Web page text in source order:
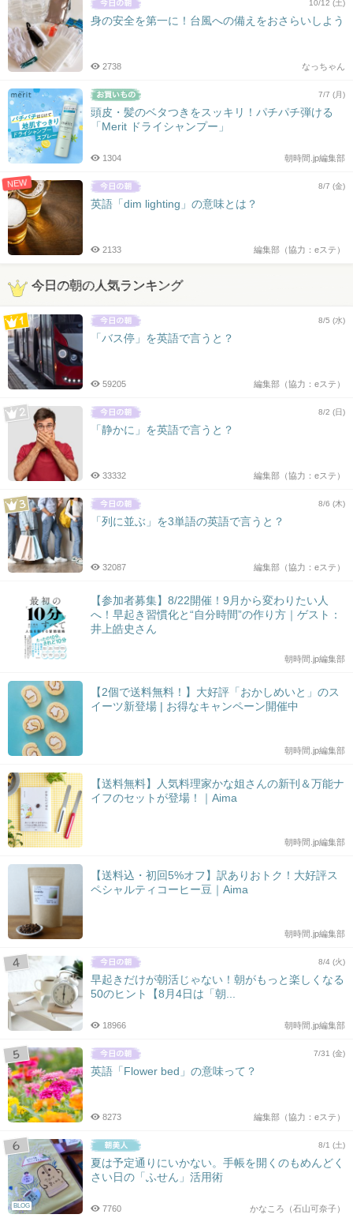
10/12 (土)
身の安全を第一に！台風への備えをおさらいしよう
なっちゃん
2738
7/7 (月)
頭皮・髪のベタつきをスッキリ！パチパチ弾ける
「Merit ドライシャンプー」
朝時間.jp編集部
1304
NEW 8/7 (金)
英語「dim lighting」の意味とは？
編集部（協力：eステ）
2133
今日の朝の人気ランキング
8/5 (水)
「バス停」を英語で言うと？
編集部（協力：eステ）
59205
8/2 (日)
「静かに」を英語で言うと？
編集部（協力：eステ）
33332
8/6 (木)
「列に並ぶ」を3単語の英語で言うと？
編集部（協力：eステ）
32087
【参加者募集】8/22開催！9月から変わりたい人
へ！早起き習慣化と“自分時間”の作り方｜ゲスト：
井上皓史さん
朝時間.jp編集部
【2個で送料無料！】大好評「おかしめいと」のス
イーツ新登場 | お得なキャンペーン開催中
朝時間.jp編集部
【送料無料】人気料理家かな姐さんの新刊＆万能ナ
イフのセットが登場！｜Aima
朝時間.jp編集部
【送料込・初回5%オフ】訳ありおトク！大好評ス
ペシャルティコーヒー豆｜Aima
朝時間.jp編集部
8/4 (火)
早起きだけが朝活じゃない！朝がもっと楽しくなる
50のヒント【8月4日は「朝...
朝時間.jp編集部
18966
7/31 (金)
英語「Flower bed」の意味って？
編集部（協力：eステ）
8273
BLOG
8/1 (土)
夏は予定通りにいかない。手帳を開くのもめんどく
さい日の「ふせん」活用術
かなころ（石山可奈子）
7760